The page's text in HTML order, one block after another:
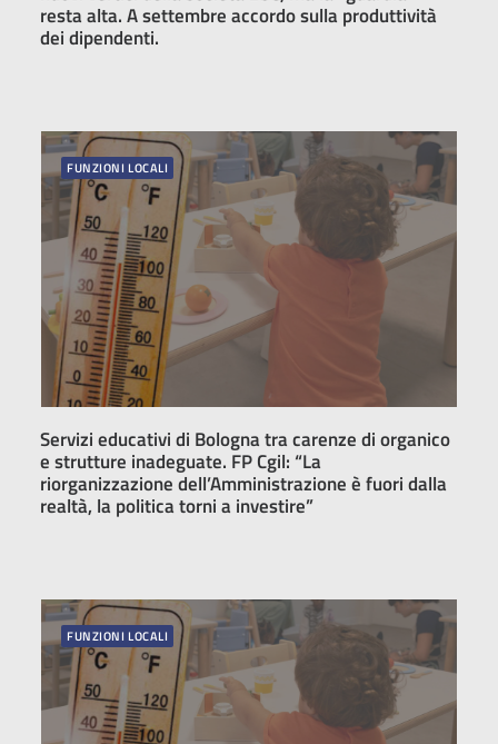
resta alta. A settembre accordo sulla produttività
dei dipendenti.
FUNZIONI LOCALI
Servizi educativi di Bologna tra carenze di organico
e strutture inadeguate. FP Cgil: “La
riorganizzazione dell’Amministrazione è fuori dalla
realtà, la politica torni a investire”
FUNZIONI LOCALI